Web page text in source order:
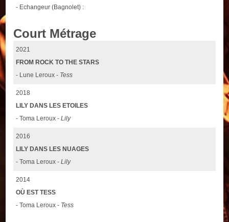
- Echangeur (Bagnolet) :
Court Métrage
2021
FROM ROCK TO THE STARS
- Lune Leroux - Tess
2018
LILY DANS LES ETOILES
- Toma Leroux -Lily
2016
LILY DANS LES NUAGES
- Toma Leroux -Lily
2014
OÙ EST TESS
- Toma Leroux - Tess